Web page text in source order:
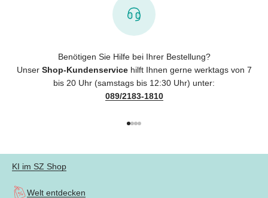
Benötigen Sie Hilfe bei Ihrer Bestellung?
Unser Shop-Kundenservicehilft Ihnen gerne werktags von 7
bis 20 Uhr (samstags bis 12:30 Uhr) unter:
089/2183-1810
KI im SZ Shop
Welt entdecken